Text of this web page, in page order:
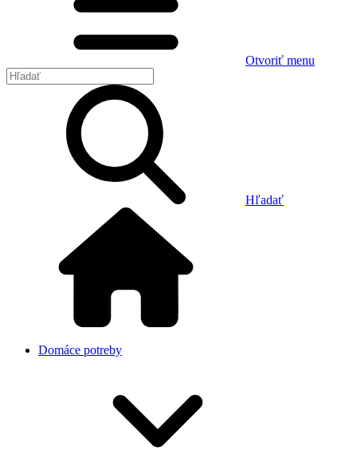
Otvoriť menu
Hľadať
Domáce potreby